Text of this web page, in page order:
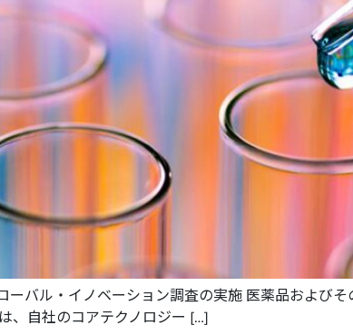
バル・イノベーション調査の実施 医薬品および
、自社のコアテクノロジー […]